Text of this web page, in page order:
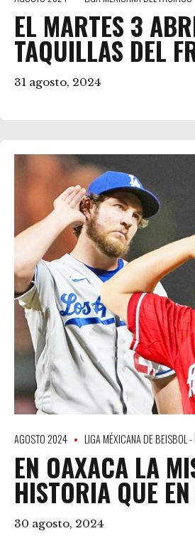
EL MARTES 3
TAQUILLAS DEL
31 agosto, 2024
AGOSTO 2024 LIGA MÉXICANA DE BEISBOL -
EN OAXACA LA
HISTORIA QUE
30 agosto, 2024